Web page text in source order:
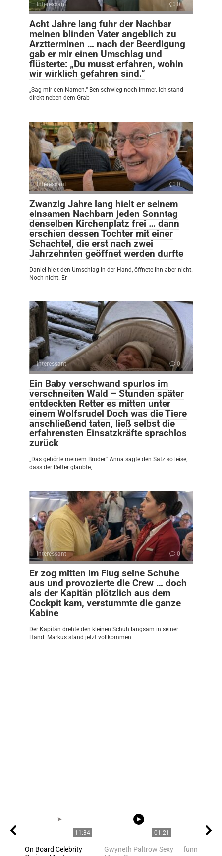
Interessant 0
Acht Jahre lang fuhr der Nachbar
meinen blinden Vater angeblich zu
Arztterminen … nach der Beerdigung
gab er mir einen Umschlag und
flüsterte: „Du musst erfahren, wohin
wir wirklich gefahren sind.“
„Sag mir den Namen.“ Ben schwieg noch immer. Ich stand
direkt neben dem Grab
Interessant 0
Zwanzig Jahre lang hielt er seinem
einsamen Nachbarn jeden Sonntag
denselben Kirchenplatz frei … dann
erschien dessen Tochter mit einer
Schachtel, die erst nach zwei
Jahrzehnten geöffnet werden durfte
Daniel hielt den Umschlag in der Hand, öffnete ihn aber nicht.
Noch nicht. Er
Interessant 0
Ein Baby verschwand spurlos im
verschneiten Wald – Stunden später
entdeckten Retter es mitten unter
einem Wolfsrudel Doch was die Tiere
anschließend taten, ließ selbst die
erfahrensten Einsatzkräfte sprachlos
zurück
„Das gehörte meinem Bruder.“ Anna sagte den Satz so leise,
dass der Retter glaubte,
Interessant 0
Er zog mitten im Flug seine Schuhe
aus und provozierte die Crew … doch
als der Kapitän plötzlich aus dem
Cockpit kam, verstummte die ganze
Kabine
Der Kapitän drehte den kleinen Schuh langsam in seiner
Hand. Markus stand jetzt vollkommen
11:34
On Board Celebrity
01:21
Gwyneth Paltrow Sexy
funny cat